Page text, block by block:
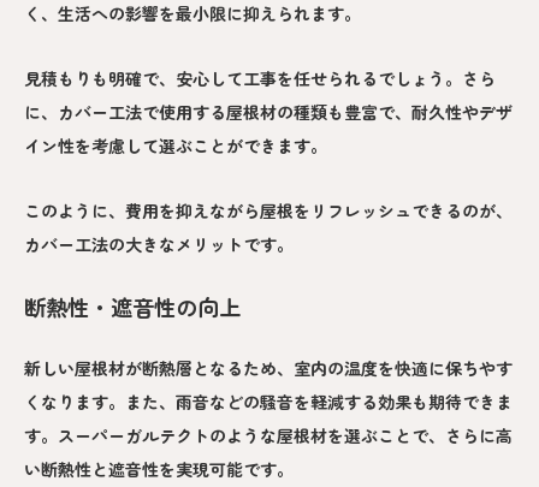
く、生活への影響を最小限に抑えられます。
見積もりも明確で、安心して工事を任せられるでしょう。さら
に、カバー工法で使用する屋根材の種類も豊富で、耐久性やデザ
イン性を考慮して選ぶことができます。
このように、費用を抑えながら屋根をリフレッシュできるのが、
カバー工法の大きなメリットです。
断熱性・遮音性の向上
新しい屋根材が断熱層となるため、室内の温度を快適に保ちやす
くなります。また、雨音などの騒音を軽減する効果も期待できま
す。スーパーガルテクトのような屋根材を選ぶことで、さらに高
い断熱性と遮音性を実現可能です。